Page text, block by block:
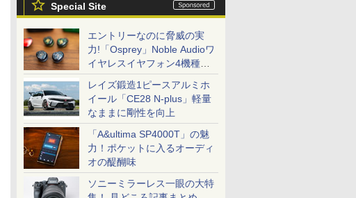
Special Site
エントリーなのに脅威の実
力!「Osprey」Noble Audioワ
イヤレスイヤフォン4機種を
一気に聴く
レイズ鍛造1ピースアルミホ
イール「CE28 N-plus」軽量
なままに剛性を向上
「A&ultima SP4000T」の魅
力！ポケットに入るオーディ
オの醍醐味
ソニーミラーレス一眼の大特